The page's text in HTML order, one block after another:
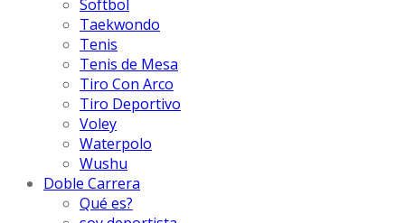
Softbol
Taekwondo
Tenis
Tenis de Mesa
Tiro Con Arco
Tiro Deportivo
Voley
Waterpolo
Wushu
Doble Carrera
Qué es?